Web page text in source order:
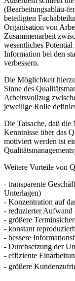
(Bearbeitungsabläu-
beteiligten
Organisation von
Zusammenarbeit
wesentliches
Information bei den
verbessern.
Die Möglichkeit
Sinne des
Arbeitsvollzug
jeweilige Rolle
Die Tatsache, daß die
Kenntnisse über das
motiviert werden ist
Weitere Vorteile von
- transparente
Unterlagen)
- Konzentration auf
- reduzierter Aufwand
- größere
- konstant
- bessere
- Durchsetzung der
- effiziente
- größere